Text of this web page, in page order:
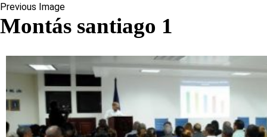
Previous Image
Montás santiago 1